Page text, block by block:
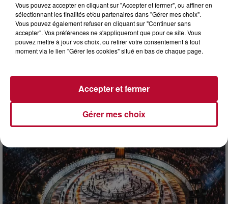
0h01
DINER CONCERT À LA MJC DE MARSEILLAN
Vous pouvez accepter en cliquant sur "Accepter et fermer", ou affiner en
sélectionnant les finalités et/ou partenaires dans "Gérer mes choix".
Vous pouvez également refuser en cliquant sur "Continuer sans
accepter". Vos préférences ne s'appliqueront que pour ce site. Vous
pouvez mettre à jour vos choix, ou retirer votre consentement à tout
moment via le lien "Gérer les cookies" situé en bas de chaque page.
Gérer mes choix
Accepter et fermer